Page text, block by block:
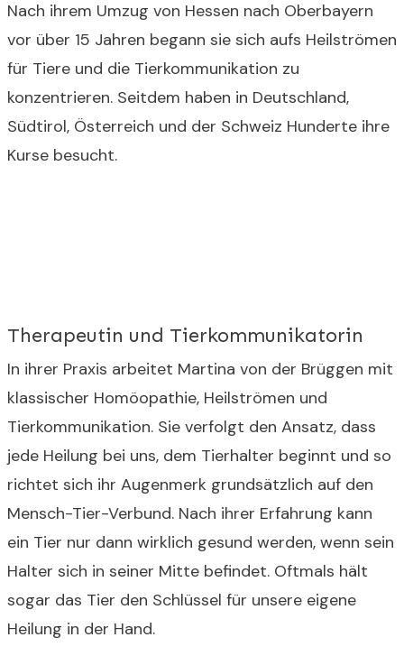
Nach ihrem Umzug von Hessen nach Oberbayern
vor über 15 Jahren begann sie sich aufs Heilströmen
für Tiere und die Tierkommunikation zu
konzentrieren. Seitdem haben in Deutschland,
Südtirol, Österreich und der Schweiz Hunderte ihre
Kurse besucht.
Therapeutin und Tierkommunikatorin
In ihrer Praxis arbeitet Martina von der Brüggen mit
klassischer Homöopathie, Heilströmen und
Tierkommunikation. Sie verfolgt den Ansatz, dass
jede Heilung bei uns, dem Tierhalter beginnt und so
richtet sich ihr Augenmerk grundsätzlich auf den
Mensch-Tier-Verbund. Nach ihrer Erfahrung kann
ein Tier nur dann wirklich gesund werden, wenn sein
Halter sich in seiner Mitte befindet. Oftmals hält
sogar das Tier den Schlüssel für unsere eigene
Heilung in der Hand.